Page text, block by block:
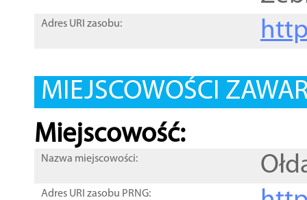
Adres URI zasobu:
MIEJSCOWOŚCI
Miejscowość:
Nazwa miejscowości:
Adres URI zasobu PRNG: